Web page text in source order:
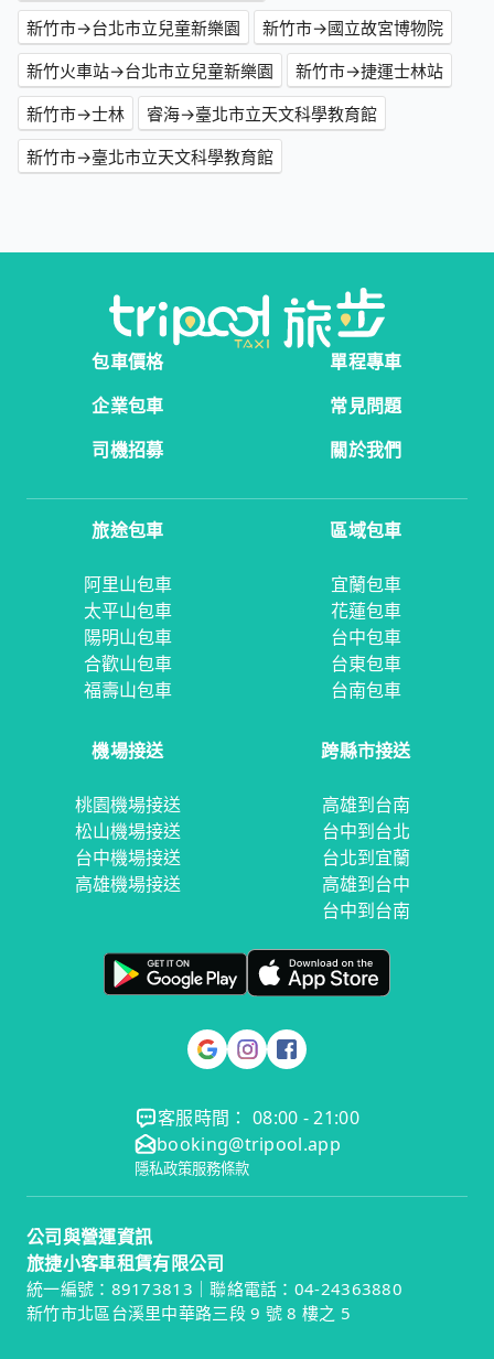
新竹市→台北市立兒童新樂園
新竹市→國立故宮博物院
新竹火車站→台北市立兒童新樂園
新竹市→捷運士林站
新竹市→士林
睿海→臺北市立天文科學教育館
新竹市→臺北市立天文科學教育館
包車價格
單程專車
企業包車
常見問題
司機招募
關於我們
旅途包車
阿里山包車
太平山包車
陽明山包車
合歡山包車
福壽山包車
區域包車
宜蘭包車
花蓮包車
台中包車
台東包車
台南包車
機場接送
桃園機場接送
松山機場接送
台中機場接送
高雄機場接送
跨縣市接送
高雄到台南
台中到台北
台北到宜蘭
高雄到台中
台中到台南
客服時間： 08:00 - 21:00
booking@tripool.app
隱私政策服務條款
公司與營運資訊
旅捷小客車租賃有限公司
統一編號：89173813｜聯絡電話：04-24363880
新竹市北區台溪里中華路三段 9 號 8 樓之 5